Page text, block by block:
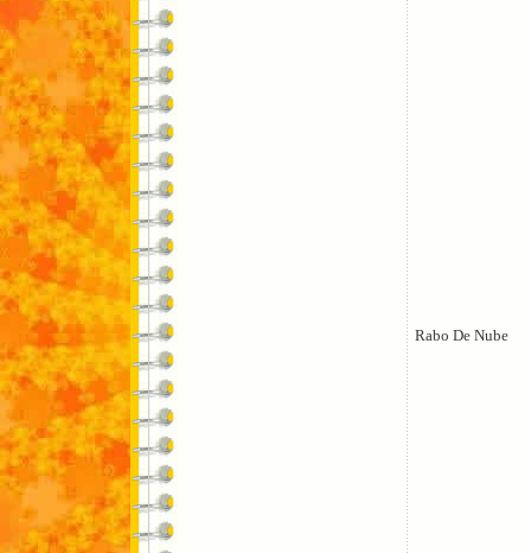
Rabo De Nube